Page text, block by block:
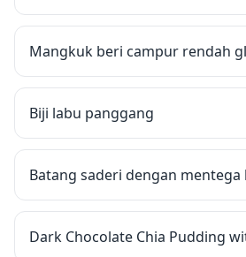
Mangkuk beri campur rendah
Biji labu panggang
Batang saderi dengan mentega
Dark Chocolate Chia Pudding